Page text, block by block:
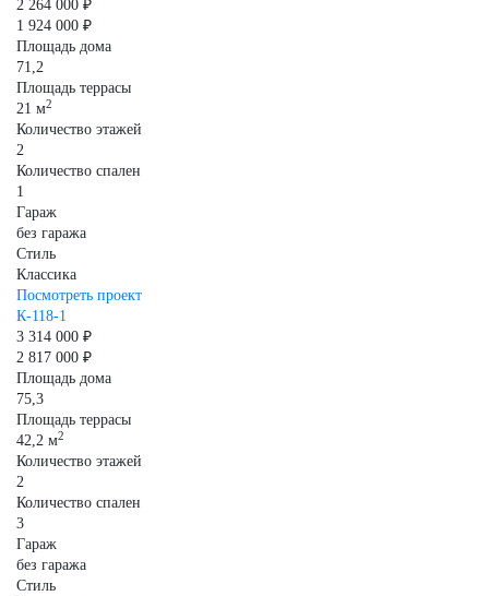
2 264 000 ₽
1 924 000 ₽
Площадь дома
71,2
Площадь террасы
21 м2
Количество этажей
2
Количество спален
1
Гараж
без гаража
Стиль
Классика
Посмотреть проект
К-118-1
3 314 000 ₽
2 817 000 ₽
Площадь дома
75,3
Площадь террасы
42,2 м2
Количество этажей
2
Количество спален
3
Гараж
без гаража
Стиль